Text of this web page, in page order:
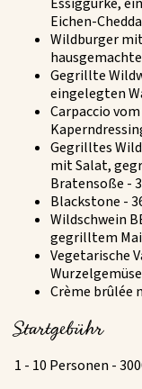
Eichen-
Wildburger
Gegrillte
eingelegten
Carpaccio
Gegrilltes
mit Salat,
Bratensoße -
Blackstone -
Wildschwein
gegrilltem
Vegetarische
Crème brûlée
Startgebühr
1 - 10 Personen -